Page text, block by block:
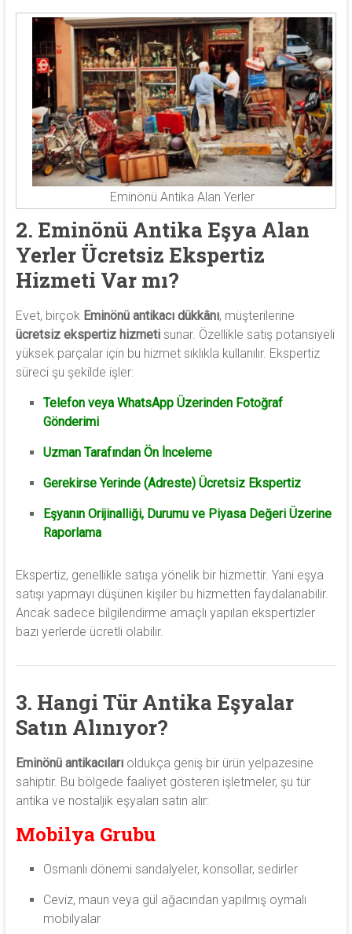
Eminönü Antika Alan Yerler
2. Eminönü Antika Eşya Alan
Yerler Ücretsiz Ekspertiz
Hizmeti Var mı?
Evet, birçok Eminönü antikacı dükkânı, müşterilerine
ücretsiz ekspertiz hizmetisunar. Özellikle satış potansiyeli
yüksek parçalar için bu hizmet sıklıkla kullanılır. Ekspertiz
süreci şu şekilde işler:
Telefon veya WhatsApp Üzerinden Fotoğraf
Gönderimi
Uzman Tarafından Ön İnceleme
Gerekirse Yerinde (Adreste) Ücretsiz Ekspertiz
Eşyanın Orijinalliği, Durumu ve Piyasa Değeri Üzerine
Raporlama
Ekspertiz, genellikle satışa yönelik bir hizmettir. Yani eşya
satışı yapmayı düşünen kişiler bu hizmetten faydalanabilir.
Ancak sadece bilgilendirme amaçlı yapılan ekspertizler
bazı yerlerde ücretli olabilir.
3. Hangi Tür Antika Eşyalar
Satın Alınıyor?
Eminönü antikacılarıoldukça geniş bir ürün yelpazesine
sahiptir. Bu bölgede faaliyet gösteren işletmeler, şu tür
antika ve nostaljik eşyaları satın alır:
Mobilya Grubu
Osmanlı dönemi sandalyeler, konsollar, sedirler
Ceviz, maun veya gül ağacından yapılmış oymalı
mobilyalar